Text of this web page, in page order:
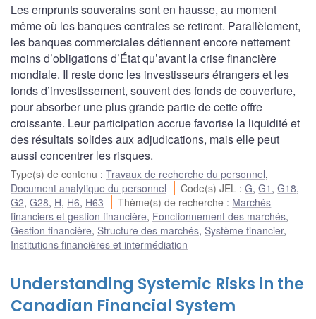
Les emprunts souverains sont en hausse, au moment
même où les banques centrales se retirent. Parallèlement,
les banques commerciales détiennent encore nettement
moins d’obligations d’État qu’avant la crise financière
mondiale. Il reste donc les investisseurs étrangers et les
fonds d’investissement, souvent des fonds de couverture,
pour absorber une plus grande partie de cette offre
croissante. Leur participation accrue favorise la liquidité et
des résultats solides aux adjudications, mais elle peut
aussi concentrer les risques.
Type(s) de contenu : Travaux de recherche du personnel,
Document analytique du personnel
Code(s) JEL :G,G1 ,G18,
G2, G28, H, H6, H63 Thème(s) de recherche : Marchés
financiers et gestion financière, Fonctionnement des marchés,
Gestion financière, Structure des marchés, Système financier,
Institutions financières et intermédiation
Understanding Systemic Risks in the
Canadian Financial System